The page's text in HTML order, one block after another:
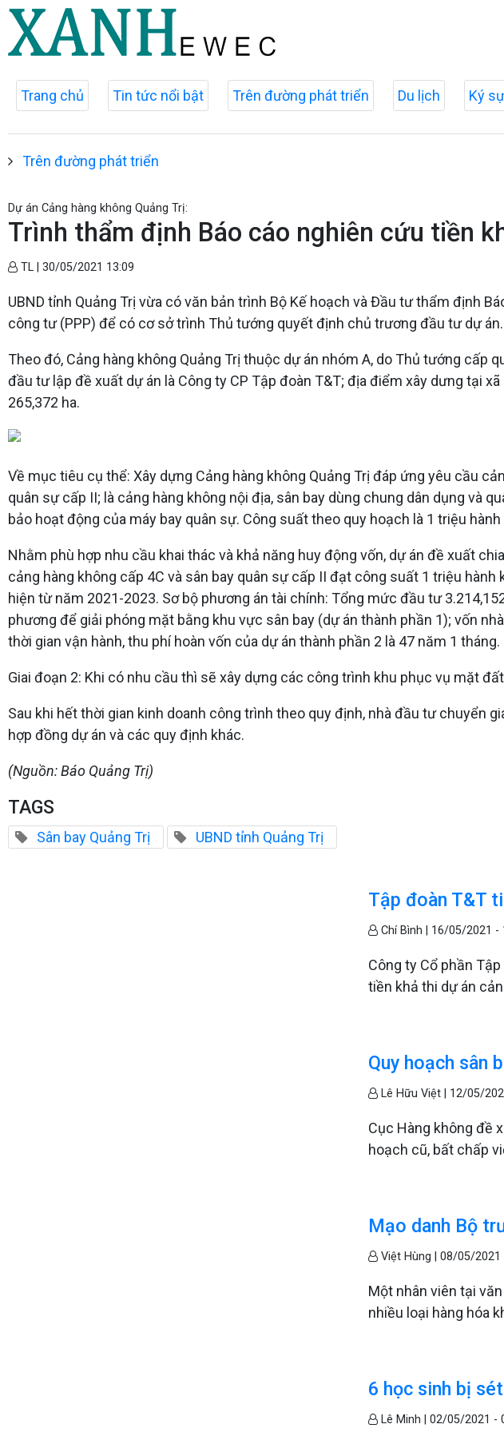
Trang chủ Tin tức nổi bật Trên đường phát triển Du lịch Ký sự
Trên đường phát triển
Dự án Cảng hàng không Quảng Trị:
Trình thẩm định Báo cáo nghiên cứu tiền
TL | 30/05/2021 13:09
UBND tỉnh Quảng Trị vừa có văn bản trình Bộ Kế hoạch và Đầu tư thẩm định
công tư (PPP) để có cơ sở trình Thủ tướng quyết định chủ trương đầu tư dự án.
Theo đó, Cảng hàng không Quảng Trị thuộc dự án nhóm A, do Thủ tướng cấp
đầu tư lập đề xuất dự án là Công ty CP Tập đoàn T&T; địa điểm xây dưng tại
265,372 ha.
Về mục tiêu cụ thể: Xây dựng Cảng hàng không Quảng Trị đáp ứng yêu cầu
quân sự cấp II; là cảng hàng không nội địa, sân bay dùng chung dân dụng và
bảo hoạt động của máy bay quân sự. Công suất theo quy hoạch là 1 triệu
Nhằm phù hợp nhu cầu khai thác và khả năng huy động vốn, dự án đề xuất
cảng hàng không cấp 4C và sân bay quân sự cấp II đạt công suất 1 triệu
hiện từ năm 2021-2023. Sơ bộ phương án tài chính: Tổng mức đầu tư
phương để giải phóng mặt bằng khu vực sân bay (dự án thành phần 1); vốn
thời gian vận hành, thu phí hoàn vốn của dự án thành phần 2 là 47 năm 1 tháng.
Giai đoạn 2: Khi có nhu cầu thì sẽ xây dựng các công trình khu phục vụ mặt
Sau khi hết thời gian kinh doanh công trình theo quy định, nhà đầu tư chuyển
hợp đồng dự án và các quy định khác.
(Nguồn: Báo Quảng Trị)
TAGS
Sân bay Quảng Trị UBND tỉnh Quảng Trị
Tập đoàn T&T
Chí Bình | 16/05/2021 -
Công ty Cổ phần
tiền khả thi dự án
Quy hoạch sân
Lê Hữu Việt | 12/05/
Cục Hàng không đề
hoạch cũ, bất chấp
Mạo danh Bộ
Việt Hùng |08/05/2021
Một nhân viên tại
nhiều loại hàng hóa
6 học sinh bị
Lê Minh |02/05/2021 -